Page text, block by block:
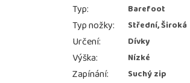
Typ: Barefoot
Typ nožky: Střední, Široká
Určení: Dívky
Výška: Nízké
Zapínání: Suchý zip